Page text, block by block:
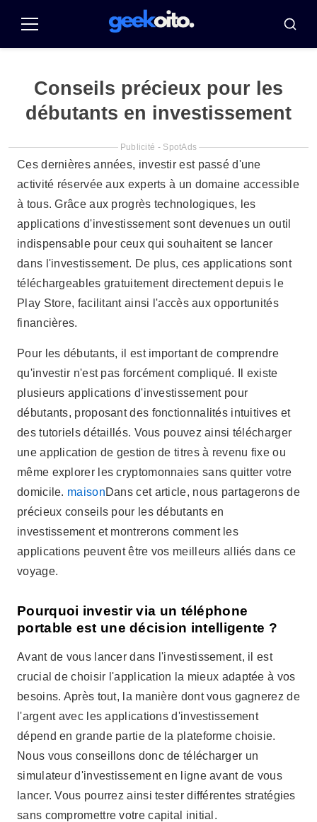
paraMenu
Conseils précieux pour les
débutants en investissement
Publicité - SpotAds
Ces dernières années, investir est passé d'une
activité réservée aux experts à un domaine accessible
à tous. Grâce aux progrès technologiques, les
applications d'investissement sont devenues un outil
indispensable pour ceux qui souhaitent se lancer
dans l'investissement. De plus, ces applications sont
téléchargeables gratuitement directement depuis le
Play Store, facilitant ainsi l'accès aux opportunités
financières.
Pour les débutants, il est important de comprendre
qu'investir n'est pas forcément compliqué. Il existe
plusieurs applications d'investissement pour
débutants, proposant des fonctionnalités intuitives et
des tutoriels détaillés. Vous pouvez ainsi télécharger
une application de gestion de titres à revenu fixe ou
même explorer les cryptomonnaies sans quitter votre
domicile. maisonDans cet article, nous partagerons de
précieux conseils pour les débutants en
investissement et montrerons comment les
applications peuvent être vos meilleurs alliés dans ce
voyage.
Pourquoi investir via un téléphone
portable est une décision intelligente ?
Avant de vous lancer dans l'investissement, il est
crucial de choisir l'application la mieux adaptée à vos
besoins. Après tout, la manière dont vous gagnerez de
l'argent avec les applications d'investissement
dépend en grande partie de la plateforme choisie.
Nous vous conseillons donc de télécharger un
simulateur d'investissement en ligne avant de vous
lancer. Vous pourrez ainsi tester différentes stratégies
sans compromettre votre capital initial.